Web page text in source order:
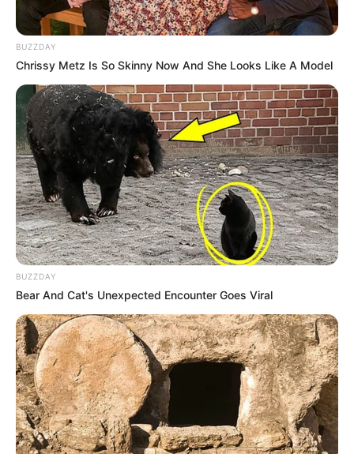
BUZZDAY
Chrissy Metz Is So Skinny Now And She Looks Like A Model
BUZZDAY
Bear And Cat's Unexpected Encounter Goes Viral